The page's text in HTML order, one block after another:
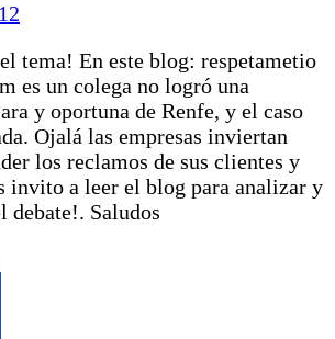
tema! En este blog: respetametio
es un colega no logró una
y oportuna de Renfe, y el caso
Ojalá las empresas inviertan
los reclamos de sus clientes y
invito a leer el blog para analizar y
debate!. Saludos